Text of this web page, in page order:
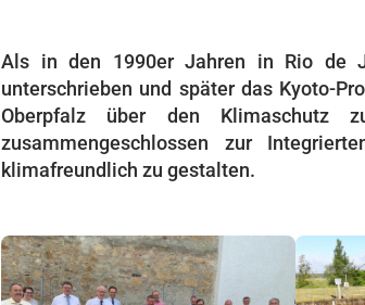
Als in den 1990er Jahren in Rio de
unterschrieben und später das Kyoto-
Oberpfalz über den Klimaschutz
zusammengeschlossen zur
klimafreundlich zu gestalten.